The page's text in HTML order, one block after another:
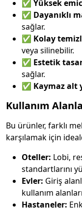
✅ Yüksek
✅ Dayanıklı
sağlar.
✅ Kolay
veya silinebilir.
✅ Estetik
sağlar.
✅ Kaymaz alt
Kullanım
Bu ürünler, farklı
karşılamak için
Oteller: Lobi,
standartlarını
Evler: Giriş
kullanım
Hastaneler: